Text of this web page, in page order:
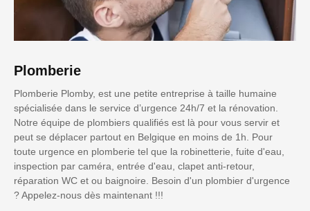
Plomberie
Plomberie Plomby, est une petite entreprise à taille humaine
spécialisée dans le service d’urgence 24h/7 et la rénovation.
Notre équipe de plombiers qualifiés est là pour vous servir et
peut se déplacer partout en Belgique en moins de 1h. Pour
toute urgence en plomberie tel que la robinetterie, fuite d'eau,
inspection par caméra, entrée d'eau, clapet anti-retour,
réparation WC et ou baignoire. Besoin d'un plombier d'urgence
? Appelez-nous dès maintenant !!!